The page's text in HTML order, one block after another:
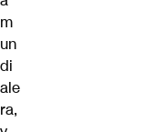
m
un
di
ale
ra,